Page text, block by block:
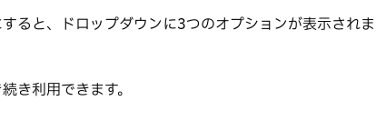
ると、ドロップダウンに3つのオプションが表示されま
き利用できます。